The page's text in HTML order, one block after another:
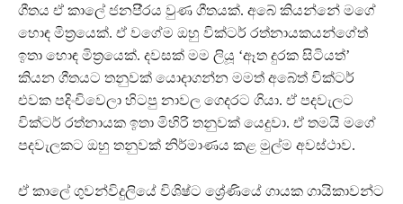
ගීතය ඒ කාලේ ජනපි‍්‍රය වුණ ගීතයක්. අබේ කියන්නේ මගේ
හොඳ මිත‍්‍රයෙක්. ඒ වගේම ඔහු වික්ටර් රත්නායකයන්ගේත්
ඉතා හොඳ මිත‍්‍රයෙක්. දවසක් මම ලියූ ‘ඈත දුරක සිටියත්’
කියන ගීතයට තනුවක් යොදාගන්න මමත් අබේත් වික්ටර්
එවක පදිංචිවෙලා හිටපු නාවල ගෙදරට ගියා. ඒ පදවැලට
වික්ටර් රත්නායක ඉතා මිහිරි තනුවක් යෙදුවා. ඒ තමයි මගේ
පදවැලකට ඔහු තනුවක් නිර්මාණය කළ මුල්ම අවස්ථාව.
ඒ කාලේ ගුවන්විදුලියේ විශිෂ්ට ශ්‍රේණියේ ගායක ගායිකාවන්ට